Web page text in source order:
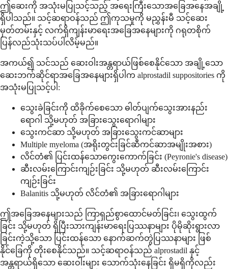
ဤဆေးကို အသုံးမပြုသင့်သည့် အရေးကြီးသောအခြေအနေအချို့
ရှိပါသည်။ သင့်ဆရာဝန်သည် ဤကုသမှုကို မညွှန်းမီ သင့်ဆေး
မှတ်တမ်းနှင့် လက်ရှိကျန်းမာရေးအခြေအနေများကို ဂရုတစိုက်
ပြန်လည်သုံးသပ်ပါလိမ့်မည်။
အကယ်၍ သင်သည် ဆေးဝါးအန္တရာယ်ဖြစ်စေနိုင်သော အချို့သော
ဆေးဘက်ဆိုင်ရာအခြေအနေများရှိပါက alprostadil suppositories ကို
အသုံးမပြုသင့်ပါ:
သွေးခဲခြင်းကို ထိခိုက်စေသော ဓါတ်ပျက်သွေးအားနည်း
ရောဂါ သို့မဟုတ် အခြားသွေးရောဂါများ
သွေးကင်ဆာ သို့မဟုတ် အခြားသွေးကင်ဆာများ
Multiple myeloma (အရိုးတွင်းခြင်ဆီကင်ဆာအမျိုးအစား)
လိင်တံ၏ ပြင်းထန်သောကွေးကောက်ခြင်း (Peyronie's disease)
ဆီးလမ်းကြောင်းကျဉ်းခြင်း သို့မဟုတ် ဆီးလမ်းကြောင်း
ကျဉ်းခြင်း
Balanitis သို့မဟုတ် လိင်တံ၏ အခြားရောဂါများ
ဤအခြေအနေများသည် ကြာရှည်စွာထောင်မတ်ခြင်း၊ သွေးထွက်
ခြင်း သို့မဟုတ် ရှိပြီးသားကျန်းမာရေးပြဿနာများ ပိုမိုဆိုးရွားလာ
ခြင်းကဲ့သို့သော ပြင်းထန်သော နောက်ဆက်တွဲပြဿနာများ ဖြစ်
နိုင်ခြေကို တိုးစေနိုင်သည်။ သင့်ဆရာဝန်သည် alprostadil နှင့်
အန္တရာယ်ရှိသော ဆေးဝါးများ သောက်သုံးနေခြင်း ရှိမရှိကိုလည်း